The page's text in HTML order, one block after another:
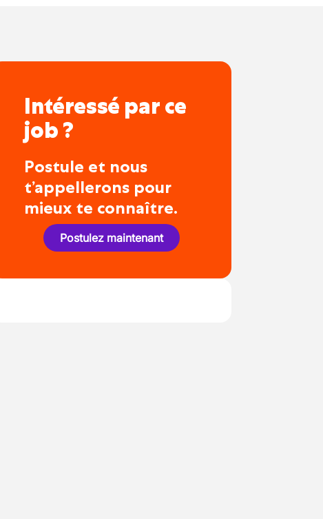
Intéressé par ce
job ?
Postule et nous
t’appellerons pour
mieux te connaître.
Postulez maintenant